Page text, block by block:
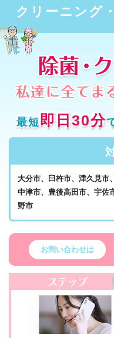
クリーニング
最短即日30分
大分市、臼杵市、津久見市
中津市、豊後高田市、宇佐
野市
お問い合わせは